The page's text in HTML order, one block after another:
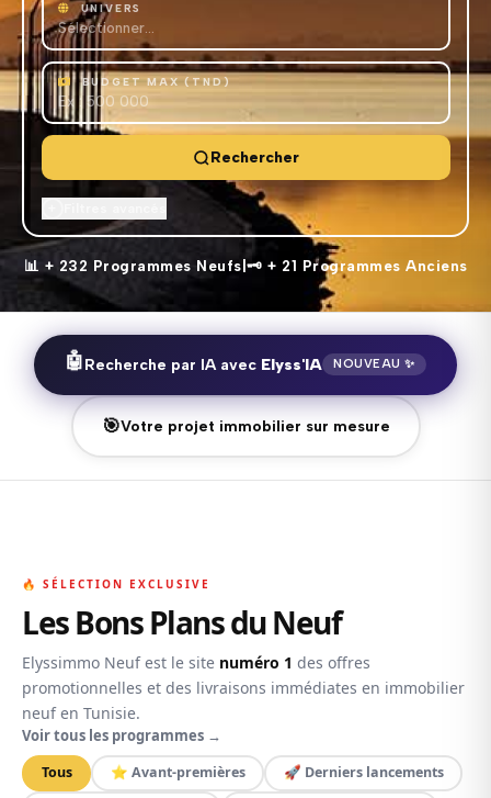
UNIVERS
BUDGET MAX (TND)
Rechercher
TYPE DE BIEN
ÉQUIPEMENTS
📊 + 232 Programmes Neufs|🗝️ + 21 Programmes Anciens
🤖Recherche par IA avec Elyss'IA NOUVEAU ✨
🎯Votre projet immobilier sur mesure
🔥 SÉLECTION EXCLUSIVE
Les Bons Plans du Neuf
Elyssimmo Neuf est le site numéro 1 des offres
promotionnelles et des livraisons immédiates en immobilier
neuf en Tunisie.
Voir tous les programmes →
Tous ⭐ Avant-premières
🚀 Derniers lancements